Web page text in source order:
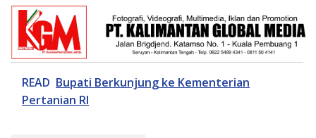
READ Bupati Berkunjung ke Kementerian
Pertanian RI